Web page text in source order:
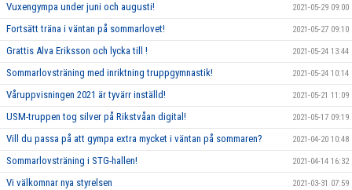
Vuxengympa under juni och augusti! 2021-05-29 09:00
Fortsätt träna i väntan på sommarlovet! 2021-05-27 09:10
Grattis Alva Eriksson och lycka till ! 2021-05-24 13:44
Sommarlovsträning med inriktning truppgymnastik! 2021-05-24 10:14
Våruppvisningen 2021 är tyvärr inställd! 2021-05-21 11:09
USM-truppen tog silver på Rikstvåan digital! 2021-05-17 09:19
Vill du passa på att gympa extra mycket i väntan på sommaren? 2021-04-20 10:48
Sommarlovsträning i STG-hallen! 2021-04-14 16:32
Vi välkomnar nya styrelsen 2021-03-31 07:59